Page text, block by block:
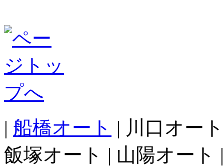
| 船橋オート | 川口オー
飯塚オート | 山陽オート |